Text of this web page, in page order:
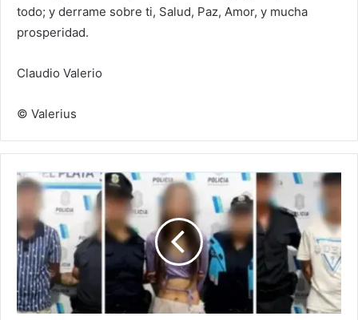
todo; y derrame sobre ti, Salud, Paz, Amor, y mucha
prosperidad.
Claudio Valerio
© Valerius